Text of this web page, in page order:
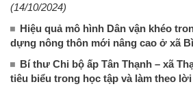
(14/10/2024)
Hiệu quả mô hình Dân vận khéo
dựng nông thôn mới nâng cao ở xã
Bí thư Chi bộ ấp Tân Thạnh – xã
tiêu biểu trong học tập và làm theo